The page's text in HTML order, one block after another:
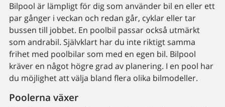
Bilpool är lämpligt för dig som använder bil en eller ett
par gånger i veckan och redan går, cyklar eller tar
bussen till jobbet. En poolbil passar också utmärkt
som andrabil. Självklart har du inte riktigt samma
frihet med poolbilar som med en egen bil. Bilpool
kräver en något högre grad av planering. I en pool har
du möjlighet att välja bland flera olika bilmodeller.
Poolerna växer